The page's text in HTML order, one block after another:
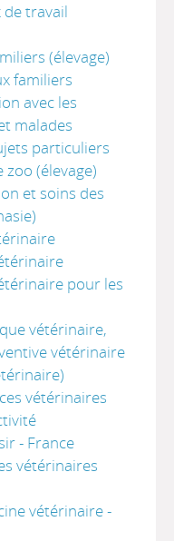
travail
(élevage)
familiers
avec les
malades
particuliers
(élevage)
et soins des
pour les
vétérinaire,
vétérinaire
vétérinaires
- France
vétérinaires
vétérinaire -